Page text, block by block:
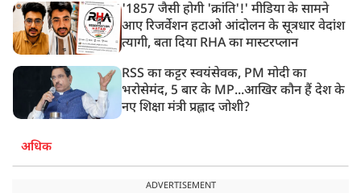
'1857 जैसी होगी 'क्रांति'!' मीडिया के सामने
आए रिजर्वेशन हटाओ आंदोलन के सूत्रधार वेदांश
त्यागी, बता दिया RHA का मास्टरप्लान
RSS का कट्टर स्वयंसेवक, PM मोदी का
भरोसेमंद, 5 बार के MP...आखिर कौन हैं देश के
नए शिक्षा मंत्री प्रह्लाद जोशी?
अधिक
ADVERTISEMENT